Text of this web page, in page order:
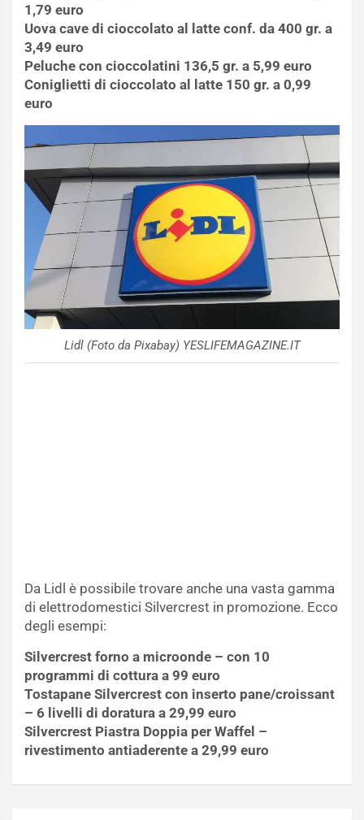
1,79 euro
Uova cave di cioccolato al latte conf. da 400 gr. a
3,49 euro
Peluche con cioccolatini 136,5 gr. a 5,99 euro
Coniglietti di cioccolato al latte 150 gr. a 0,99
euro
Lidl (Foto da Pixabay) YESLIFEMAGAZINE.IT
Da Lidl è possibile trovare anche una vasta gamma
di elettrodomestici Silvercrest in promozione. Ecco
degli esempi:
Silvercrest forno a microonde – con 10
programmi di cottura a 99 euro
Tostapane Silvercrest con inserto pane/croissant
– 6 livelli di doratura a 29,99 euro
Silvercrest Piastra Doppia per Waffel –
rivestimento antiaderente a 29,99 euro